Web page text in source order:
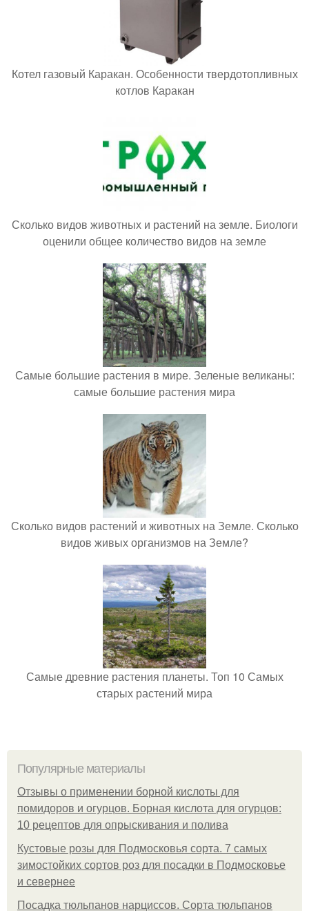
Котел газовый Каракан. Особенности твердотопливных
котлов Каракан
Сколько видов животных и растений на земле. Биологи
оценили общее количество видов на земле
Самые большие растения в мире. Зеленые великаны:
самые большие растения мира
Сколько видов растений и животных на Земле. Сколько
видов живых организмов на Земле?
Самые древние растения планеты. Топ 10 Самых
старых растений мира
Популярные материалы
Отзывы о применении борной кислоты для
помидоров и огурцов. Борная кислота для огурцов:
10 рецептов для опрыскивания и полива
Кустовые розы для Подмосковья сорта. 7 самых
зимостойких сортов роз для посадки в Подмосковье
и севернее
Посадка тюльпанов нарциссов. Сорта тюльпанов